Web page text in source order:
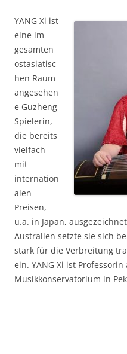
YANG Xi ist
eine im
gesamten
ostasiatisc
hen Raum
angesehen
e Guzheng
Spielerin,
die bereits
vielfach
mit
internation
alen
Preisen,
u.a. in Japan,
Australien setzte sie sich
stark für die Verbreitung
ein. YANG Xi ist
Musikkonservatorium in